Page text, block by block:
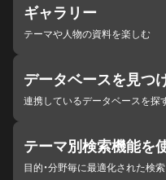
ギャラリー
テーマや人物の資料を楽しむ
データベースを見つ
連携しているデータベースを探
テーマ別検索機能を
目的・分野毎に最適化された検索